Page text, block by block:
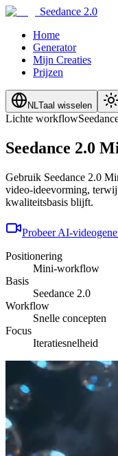
Seedance 2.0
Home
Generator
Mijn Creaties
Prijzen
NLTaal wisselen
Lichte workflow
Seedance 2.0
Gebruik Seedance 2.0
video-ideevorming,
kwaliteitsbasis blijft.
Probeer AI-
Positionering
Mini-workflow
Basis
Seedance 2.0
Workflow
Snelle concepten
Focus
Iteratiesnelheid